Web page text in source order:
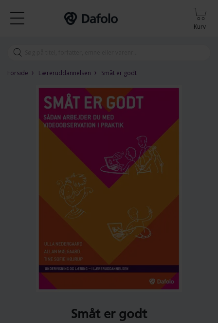
Kurv
Forside › Læreruddannelsen › Småt er godt
Småt er godt